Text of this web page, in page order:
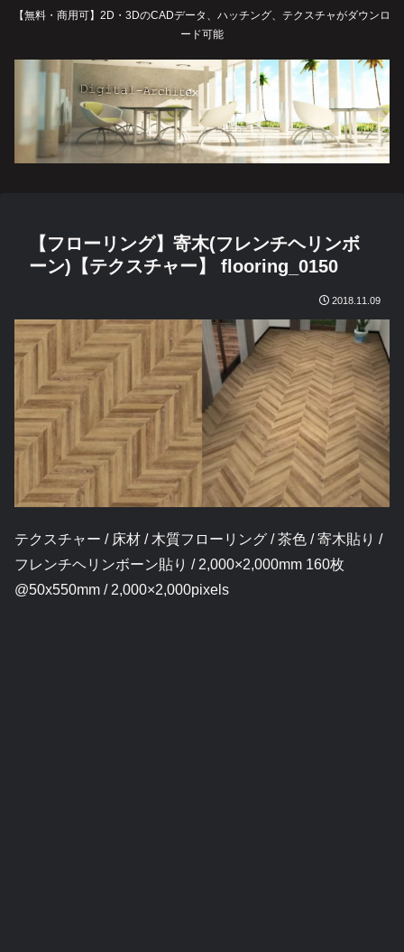
【無料・商用可】2D・3DのCADデータ、ハッチング、テクスチャがダウンロ
ード可能
【フローリング】寄木(フレンチヘリンボ
ーン)【テクスチャー】 flooring_0150
2018.11.09
テクスチャー / 床材 / 木質フローリング / 茶色 / 寄木貼り /
フレンチヘリンボーン貼り / 2,000×2,000mm 160枚
@50x550mm / 2,000×2,000pixels